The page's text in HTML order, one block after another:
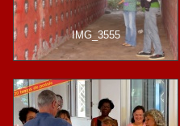
IMG_3555